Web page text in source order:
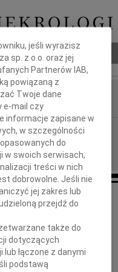
Panu Profesorowi
Demkowowi
jeśli wyrazisz
sp. z o.o. oraz jej
Partnerów IAB,
powiązaną z
Twoje dane
e-mail czy
informacje zapisane w
w szczególności
do
w swoich serwisach,
treści w nich
dobrowolne. Jeśli nie
jej zakres lub
przejdź do
także do
dotyczących
łączone z danymi
podstawą